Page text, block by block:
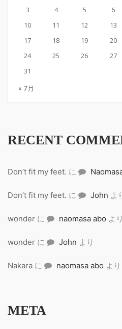
3
4 5 6
10
11 12 13
17
18 19 20
24
25 26 27
31
« 7月
RECENT
Don’t fit my feet. に
Don’t fit my feet. に John よ
wonder に naomasa abo より
wonder に John より
Nakara に naomasa abo より
META